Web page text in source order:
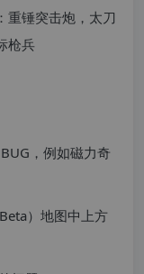
重锤突击炮，太刀
枪兵
，例如磁力奇
）地图中上方